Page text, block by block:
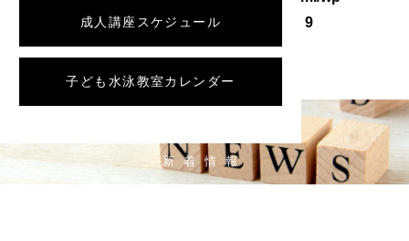
成人講座スケジュール
子ども水泳教室カレンダー
content/themes/numaspo/single.php
9
新着情報